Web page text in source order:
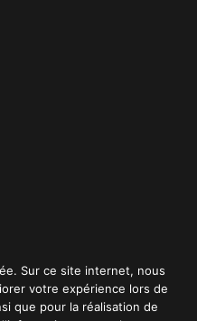
Sur ce site internet, nous
votre expérience lors de
que pour la réalisation de